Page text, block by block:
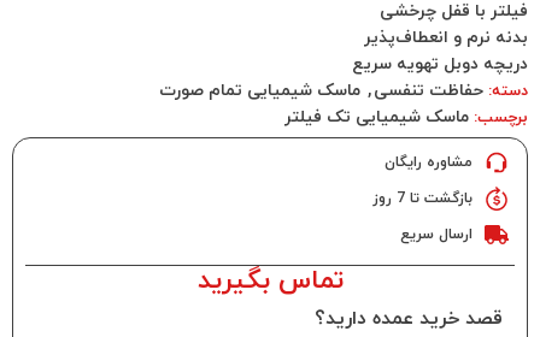
فیلتر با قفل چرخشی
بدنه نرم و انعطاف‌پذیر
دریچه دوبل تهویه سریع
دسته: حفاظت تنفسی, ماسک شیمیایی تمام صورت
برچسب: ماسک شیمیایی تک فیلتر
مشاوره رایگان
بازگشت تا 7 روز
ارسال سریع
تماس بگیرید
قصد خرید عمده دارید؟